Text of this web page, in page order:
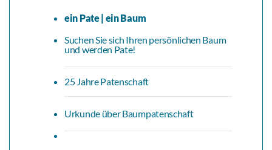
ein Pate | ein Baum
Suchen Sie sich Ihren persönlichen Baum
und werden Pate!
25 Jahre Patenschaft
Urkunde über Baumpatenschaft